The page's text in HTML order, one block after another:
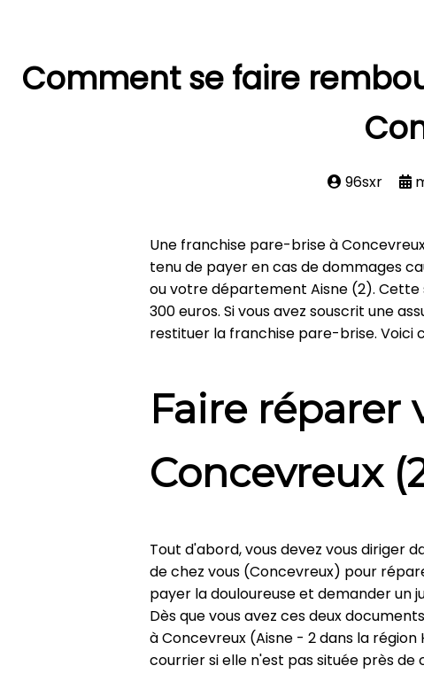
Comment se faire
96sxr
Une franchise pare-brise à
tenu de payer en cas de dommages
ou votre département Aisne (2).
300 euros. Si vous avez souscrit une
restituer la franchise pare-brise. Voici
Faire réparer
Concevreux
Tout d'abord, vous devez vous diriger
de chez vous (Concevreux) pour
payer la douloureuse et demander un
Dès que vous avez ces deux
à Concevreux (Aisne - 2 dans la
courrier si elle n'est pas située près de